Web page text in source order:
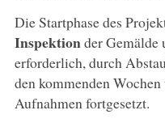
Die Startphase des
Inspektionder Gemälde
erforderlich, durch
den kommenden
Aufnahmen fortgesetzt.